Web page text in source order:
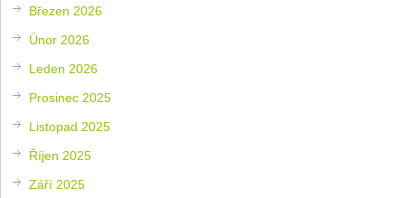
Březen 2026
Únor 2026
Leden 2026
Prosinec 2025
Listopad 2025
Říjen 2025
Září 2025